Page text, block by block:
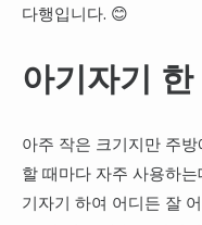
다행입니다. 😊
아기자기
아주 작은 크기지만 주
할 때마다 자주 사용하
기자기 하여 어디든 잘